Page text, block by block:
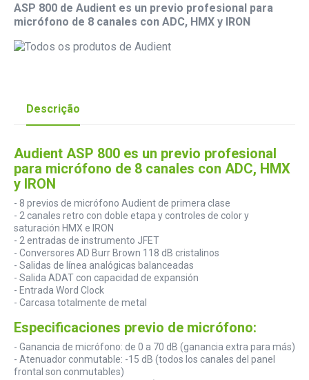
ASP 800 de Audient es un previo profesional para
micrófono de 8 canales con ADC, HMX y IRON
Descrição
Audient ASP 800 es un previo profesional
para micrófono de 8 canales con ADC, HMX
y IRON
- 8 previos de micrófono Audient de primera clase
- 2 canales retro con doble etapa y controles de color y
saturación HMX e IRON
- 2 entradas de instrumento JFET
- Conversores AD Burr Brown 118 dB cristalinos
- Salidas de línea analógicas balanceadas
- Salida ADAT con capacidad de expansión
- Entrada Word Clock
- Carcasa totalmente de metal
Especificaciones previo de micrófono:
- Ganancia de micrófono: de 0 a 70 dB (ganancia extra para más)
- Atenuador conmutable: -15 dB (todos los canales del panel
frontal son conmutables)